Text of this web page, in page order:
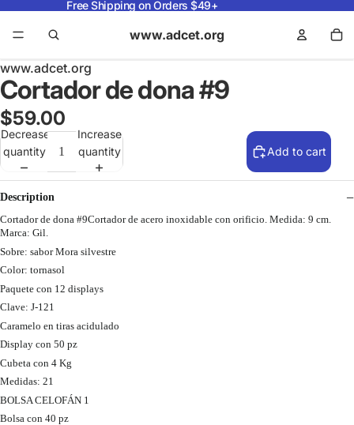
Free Shipping on Orders $49+
www.adcet.org
www.adcet.org
Cortador de dona #9
$59.00
Decrease
quantity
Increase
quantity
Add to cart
Description
Cortador de dona #9Cortador de acero inoxidable con orificio. Medida: 9 cm.
Marca: Gil.
Sobre: sabor Mora silvestre
Color: tornasol
Paquete con 12 displays
Clave: J-121
Caramelo en tiras acidulado
Display con 50 pz
Cubeta con 4 Kg
Medidas: 21
BOLSA CELOFÁN 1
Bolsa con 40 pz